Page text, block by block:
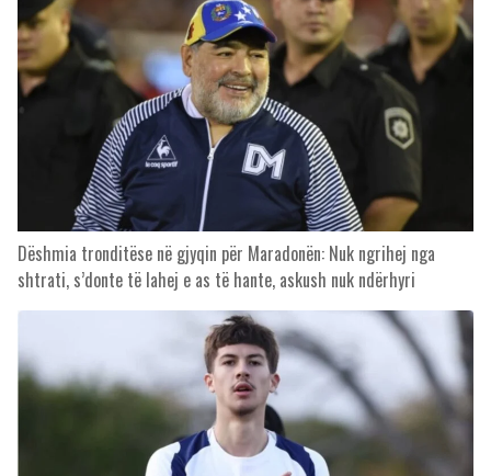
Dëshmia tronditëse në gjyqin për Maradonën: Nuk ngrihej nga
shtrati, s’donte të lahej e as të hante, askush nuk ndërhyri